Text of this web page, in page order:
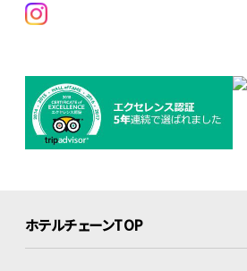
ホテルチェーンTOP